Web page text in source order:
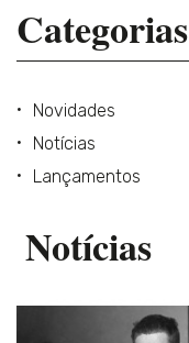
Categorias
Novidades
Notícias
Lançamentos
Notícias